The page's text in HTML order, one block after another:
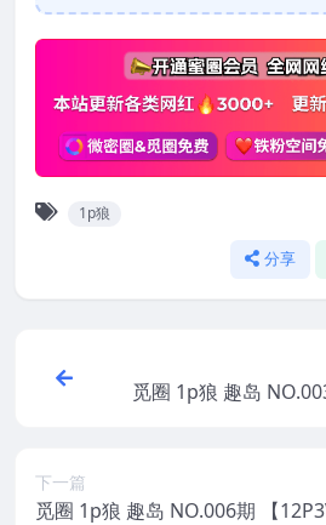
1p狼
分享
觅圈 1p狼 趣岛
下一篇
觅圈 1p狼 趣岛 NO.006期 【